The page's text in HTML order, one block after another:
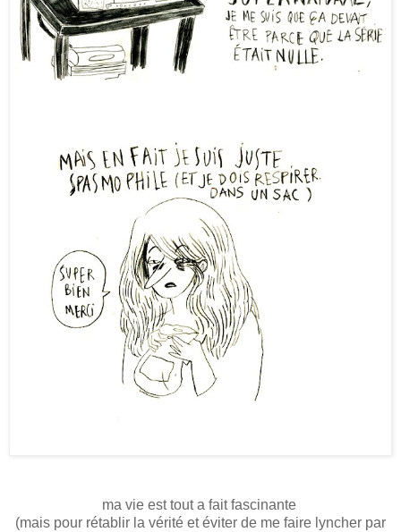
ma vie est tout a fait fascinante
(mais pour rétablir la vérité et éviter de me faire lyncher par